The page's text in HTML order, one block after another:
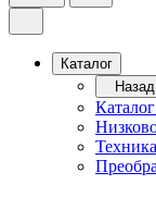
Каталог
Назад
Каталог